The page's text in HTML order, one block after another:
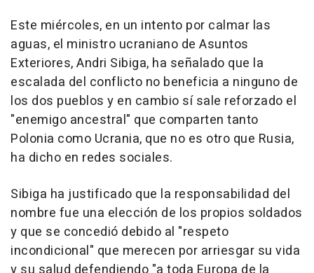
Este miércoles, en un intento por calmar las
aguas, el ministro ucraniano de Asuntos
Exteriores, Andri Sibiga, ha señalado que la
escalada del conflicto no beneficia a ninguno de
los dos pueblos y en cambio sí sale reforzado el
"enemigo ancestral" que comparten tanto
Polonia como Ucrania, que no es otro que Rusia,
ha dicho en redes sociales.
Sibiga ha justificado que la responsabilidad del
nombre fue una elección de los propios soldados
y que se concedió debido al "respeto
incondicional" que merecen por arriesgar su vida